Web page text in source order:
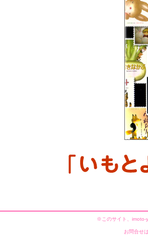
※このサイト、imoto-
お問合せ